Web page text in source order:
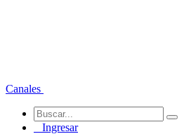
Canales
Ingresar